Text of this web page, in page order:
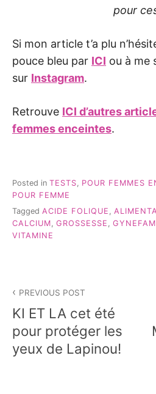
pour
Si mon article t’a plu
pouce bleu par ICI ou à me
sur Instagram.
Retrouve ICI d’autres
femmes enceintes.
Posted in TESTS POUR FEMMES
POUR FEMME
Tagged ACIDE FOLIQUE ,
CALCIUM, GROSSESSE , GYNEFAM
VITAMINE
de
l’article
PREVIOUS POST
KI ET LA cet été
pour protéger les
yeux de Lapinou!